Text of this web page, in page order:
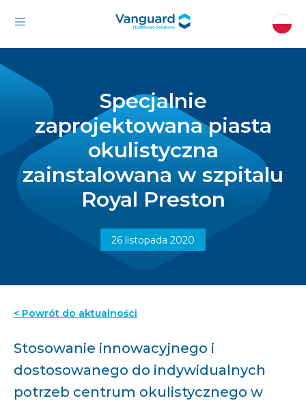
Specjalnie
zaprojektowana piasta
okulistyczna
zainstalowana w szpitalu
Royal Preston
26 listopada 2020
< Powrót do aktualności
Stosowanie innowacyjnego i
dostosowanego do indywidualnych
potrzeb centrum okulistycznego w